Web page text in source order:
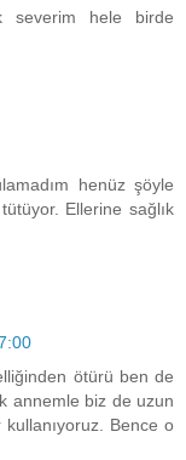
severim hele birde
henüz şöyle
Ellerine sağlık
ötürü ben de
annemle biz de uzun
Bence o